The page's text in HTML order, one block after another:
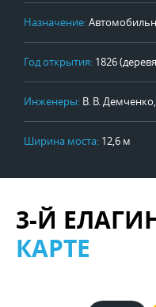
Назначение:
Год открытия: 1826
Инженеры: В. В.
Ширина моста: 12,6 м
3-Й
КАРТЕ